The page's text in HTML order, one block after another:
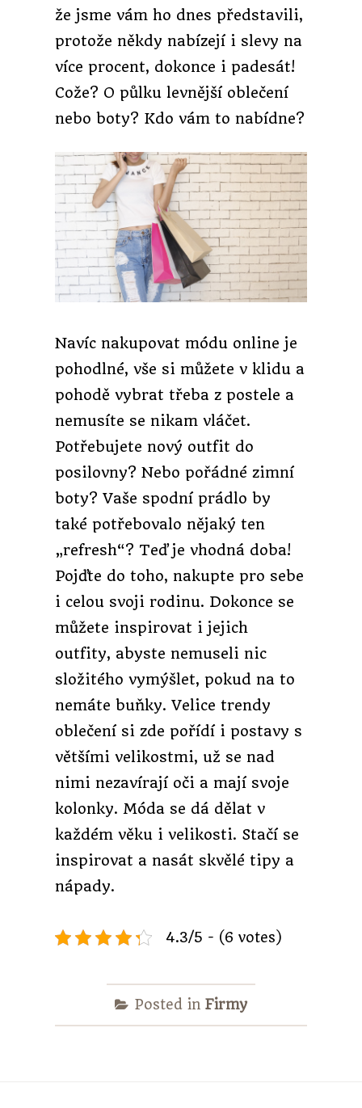
že jsme vám ho dnes představili,
protože někdy nabízejí i slevy na
více procent, dokonce i padesát!
Cože? O půlku levnější oblečení
nebo boty? Kdo vám to nabídne?
Navíc nakupovat módu online je
pohodlné, vše si můžete v klidu a
pohodě vybrat třeba z postele a
nemusíte se nikam vláčet.
Potřebujete nový outfit do
posilovny? Nebo pořádné zimní
boty? Vaše spodní prádlo by
také potřebovalo nějaký ten
„refresh“? Teď je vhodná doba!
Pojďte do toho, nakupte pro sebe
i celou svoji rodinu. Dokonce se
můžete inspirovat i jejich
outfity, abyste nemuseli nic
složitého vymýšlet, pokud na to
nemáte buňky. Velice trendy
oblečení si zde pořídí i postavy s
většími velikostmi, už se nad
nimi nezavírají oči a mají svoje
kolonky. Móda se dá dělat v
každém věku i velikosti. Stačí se
inspirovat a nasát skvělé tipy a
nápady.
4.3/5 - (6 votes)
Posted in Firmy